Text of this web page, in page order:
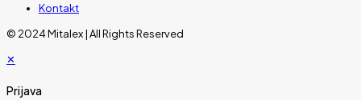
Kontakt
© 2024 Mitalex | All Rights Reserved
✕
Prijava